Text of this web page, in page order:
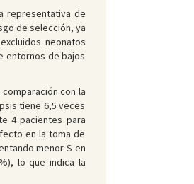
representativa de
de selección, ya
neonatos
entornos de bajos
con la
tiene 6,5 veces
4 pacientes para
en la toma de
menor S en
lo que indica la